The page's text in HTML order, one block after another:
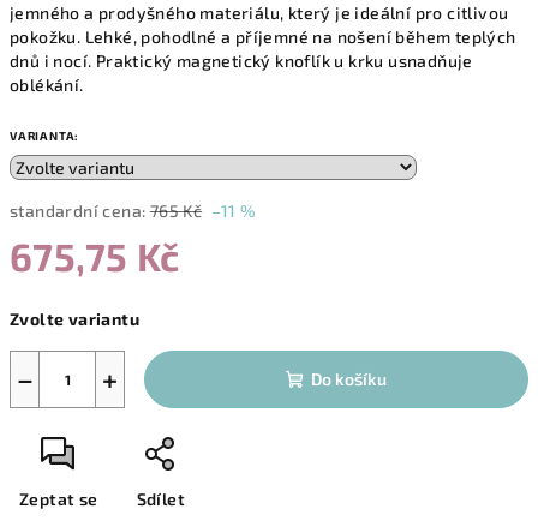
jemného a prodyšného materiálu, který je ideální pro citlivou
pokožku. Lehké, pohodlné a příjemné na nošení během teplých
dnů i nocí. Praktický magnetický knoflík u krku usnadňuje
oblékání.
VARIANTA:
standardní cena: 765 Kč –11 %
675,75 Kč
cena:
Zvolte variantu
+
− Do košíku
Zeptat se Sdílet